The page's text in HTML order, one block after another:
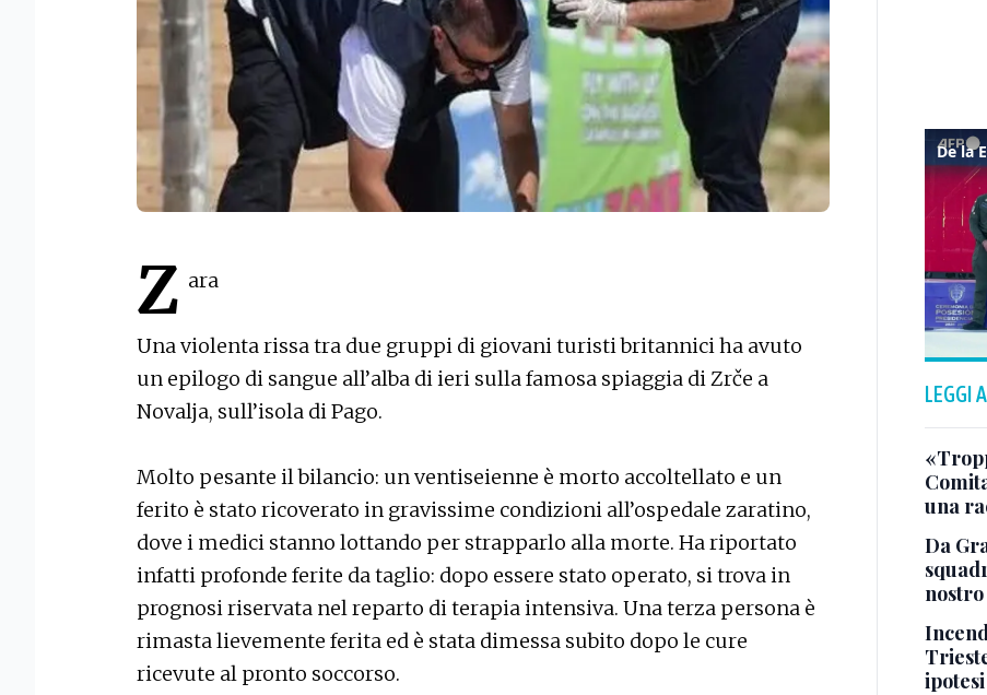
Z ara
Una violenta rissa tra due gruppi di giovani turisti britannici ha avuto
un epilogo di sangue all’alba di ieri sulla famosa spiaggia di Zrče a
Novalja, sull’isola di Pago.
Molto pesante il bilancio: un ventiseienne è morto accoltellato e un
ferito è stato ricoverato in gravissime condizioni all’ospedale zaratino,
dove i medici stanno lottando per strapparlo alla morte. Ha riportato
infatti profonde ferite da taglio: dopo essere stato operato, si trova in
prognosi riservata nel reparto di terapia intensiva. Una terza persona è
rimasta lievemente ferita ed è stata dimessa subito dopo le cure
ricevute al pronto soccorso.
LEGGI
una
Da